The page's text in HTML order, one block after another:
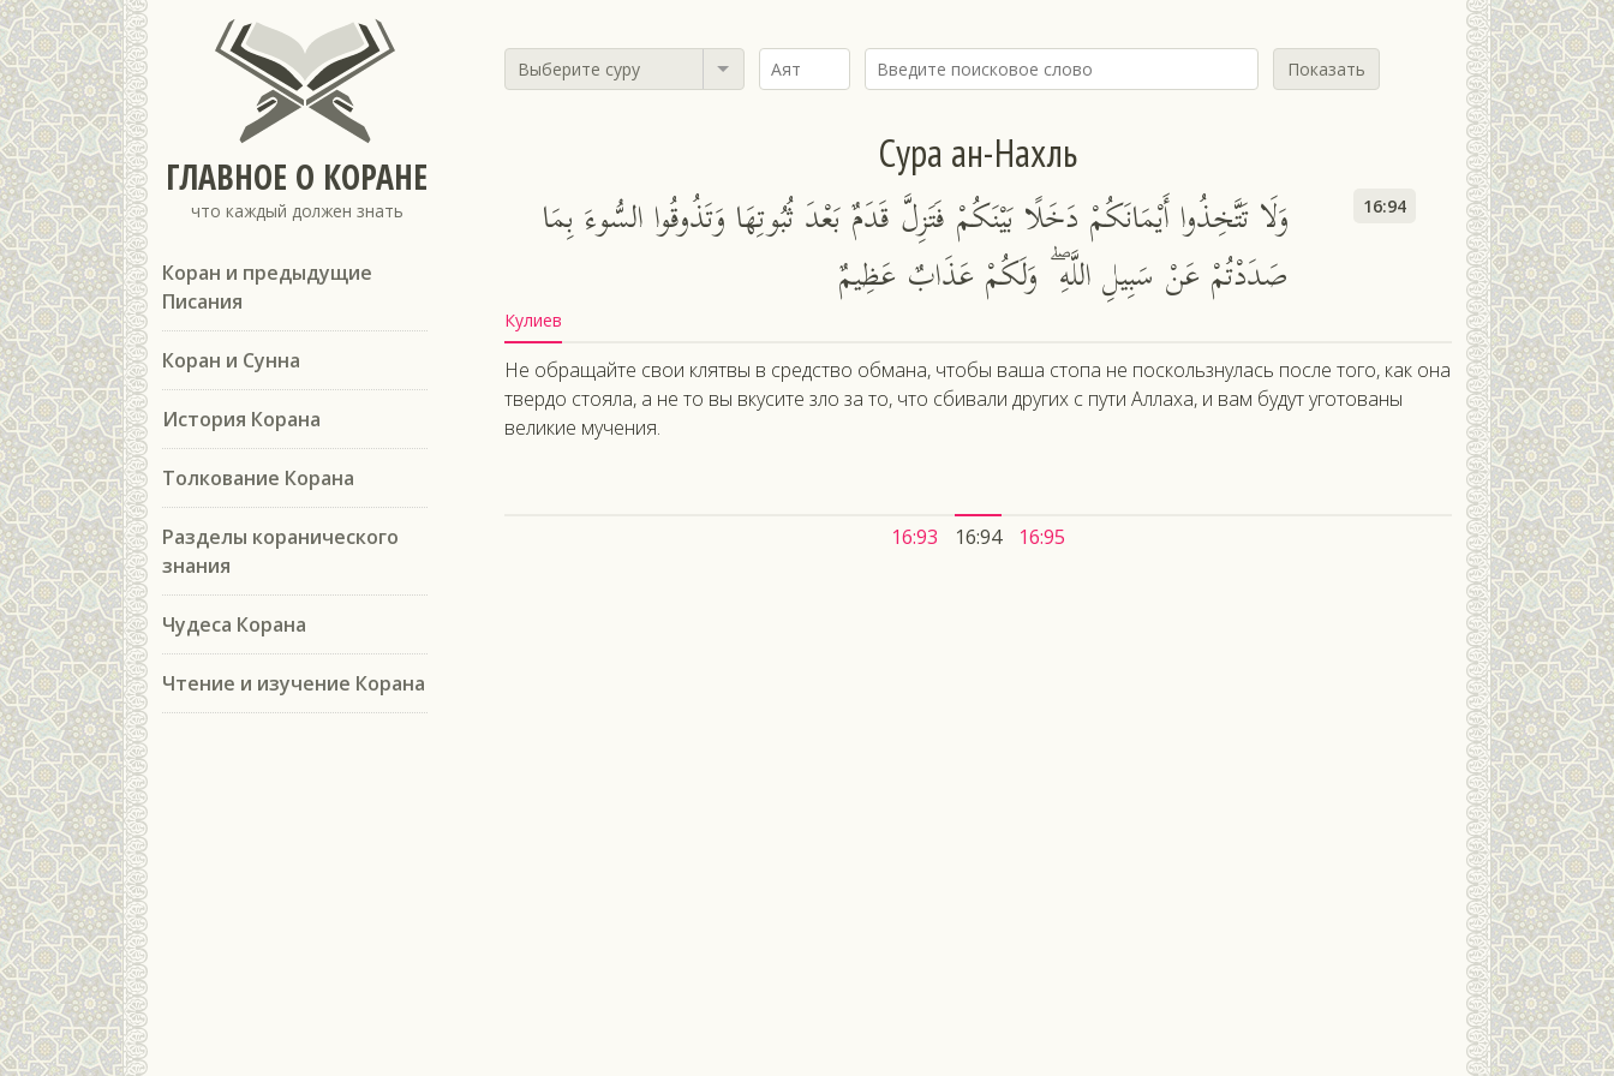
ГЛАВНОЕ О КОРАНЕ
что каждый должен знать
Коран и предыдущие
Писания
Коран и Сунна
История Корана
Толкование Корана
Разделы коранического
знания
Чудеса Корана
Чтение и изучение Корана
Выберите суру Показать
Сура ан-Нахль
وَلَا تَتَّخِذُوا أَيْمَانَكُمْ دَخَلًا بَيْنَكُمْ فَتَزِلَّ قَدَمٌ بَعْدَ ثُبُوتِهَا وَتَذُوقُوا السُّوءَ بِمَا
صَدَدْتُمْ عَنْ سَبِيلِ اللَّهِ ۖ وَلَكُمْ عَذَابٌ عَظِيمٌ
16:94
Кулиев
Не обращайте свои клятвы в средство обмана, чтобы ваша стопа не поскользнулась после того, как она
твердо стояла, а не то вы вкусите зло за то, что сбивали других с пути Аллаха, и вам будут уготованы
великие мучения.
16:93 16:94 16:95